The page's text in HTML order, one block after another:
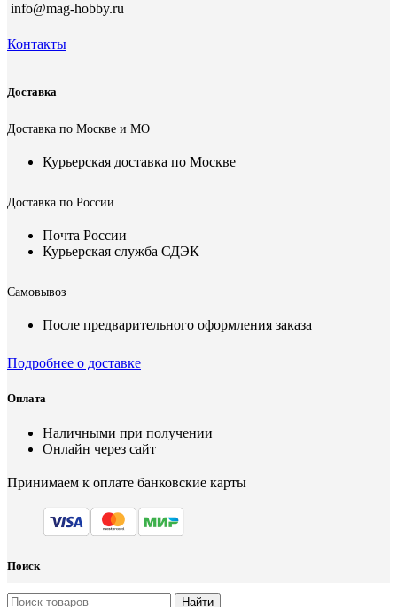
info@mag-hobby.ru
Контакты
Доставка
Доставка по Москве и МО
Курьерская доставка по Москве
Доставка по России
Почта России
Курьерская служба СДЭК
Самовывоз
После предварительного оформления заказа
Подробнее о доставке
Оплата
Наличными при получении
Онлайн через сайт
Принимаем к оплате банковские карты
Поиск
Найти